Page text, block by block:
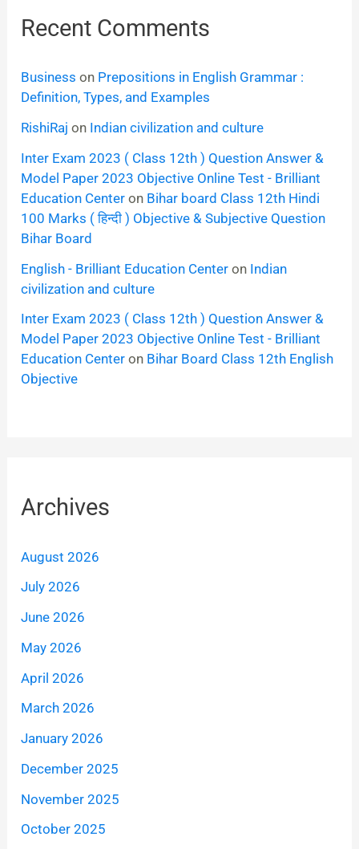
Recent Comments
Business on Prepositions in English Grammar :
Definition, Types, and Examples
RishiRaj on Indian civilization and culture
Inter Exam 2023 ( Class 12th ) Question Answer &
Model Paper 2023 Objective Online Test - Brilliant
Education Center on Bihar board Class 12th Hindi
100 Marks ( हिन्दी ) Objective & Subjective Question
Bihar Board
English - Brilliant Education Center on Indian
civilization and culture
Inter Exam 2023 ( Class 12th ) Question Answer &
Model Paper 2023 Objective Online Test - Brilliant
Education Center on Bihar Board Class 12th English
Objective
Archives
August 2026
July 2026
June 2026
May 2026
April 2026
March 2026
January 2026
December 2025
November 2025
October 2025